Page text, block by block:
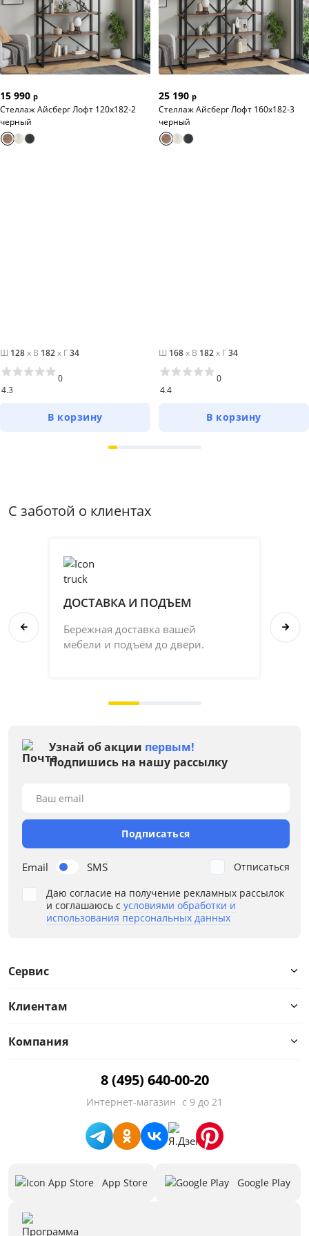
15 990 р
Стеллаж Айсберг Лофт 120х182-2
черный
Ш 128x В 182x Г34
4.3
0
В корзину
25 190 р
Стеллаж Айсберг Лофт 160х182-3
черный
Ш 168x В 182x Г34
4.4
0
В корзину
С заботой о клиентах
ДОСТАВКА И ПОДЪЕМ
Бережная доставка вашей
мебели и подъём до двери.
Узнай об акции первым!
Подпишись на нашу рассылку
Email SMS
Ваш email
Подписаться
Даю согласие на получение рекламных рассылок
и соглашаюсь с условиями обработки и
использования персональных данных
Отписаться
Сервис
Клиентам
Компания
8 (495) 640-00-20
Интернет-магазин с 9 до 21
App Store Google Play